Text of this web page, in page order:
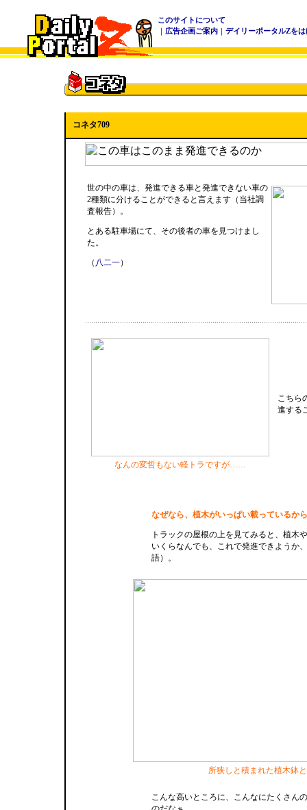
このサイトについて
｜ 広告企画ご案内 ｜ デイリーポータルZを
コネタ709
世の中の車は、発進できる車と発進できない車の
2種類に分けることができると言えます（当社調
査報告）。
とある駐車場にて、その後者の車を見つけまし
た。
（ 八二一）
なんの変哲もない軽トラですが……
こちら
進する
なぜなら、植木がいっぱい載っているから
トラックの屋根の上を見てみると、植木
いくらなんでも、これで発進できようか
語）。
所狭しと積まれた植木鉢
こんな高いところに、こんなにたくさん